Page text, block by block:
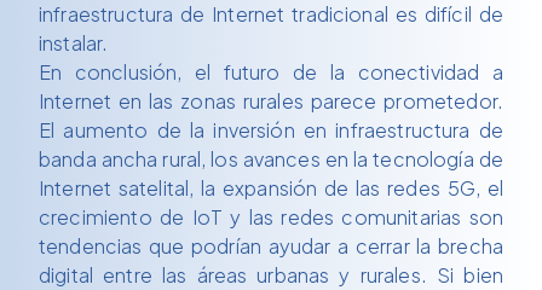
infraestructura de Internet tradicional es difícil de
instalar.
En conclusión, el futuro de la conectividad a
Internet en las zonas rurales parece prometedor.
El aumento de la inversión en infraestructura de
banda ancha rural, los avances en la tecnología de
Internet satelital, la expansión de las redes 5G, el
crecimiento de IoT y las redes comunitarias son
tendencias que podrían ayudar a cerrar la brecha
digital entre las áreas urbanas y rurales. Si bien